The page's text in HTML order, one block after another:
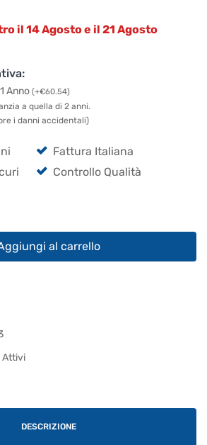
il 14 Agosto e il 21 Agosto
Anno (+€60.54)
a quella di 2 anni.
i danni accidentali)
Fattura Italiana
Controllo Qualità
al carrello
Attivi
DESCRIZIONE